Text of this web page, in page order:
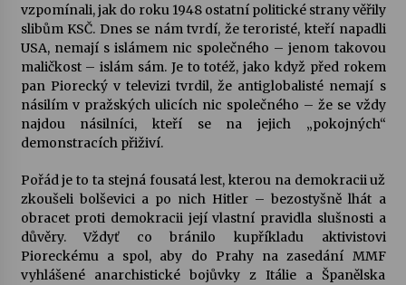
vzpomínali, jak do roku 1948 ostatní politické strany věřily
slibům KSČ. Dnes se nám tvrdí, že teroristé, kteří napadli
USA, nemají s islámem nic společného – jenom takovou
maličkost – islám sám. Je to totéž, jako když před rokem
pan Piorecký v televizi tvrdil, že antiglobalisté nemají s
násilím v pražských ulicích nic společného – že se vždy
najdou násilníci, kteří se na jejich „pokojných“
demonstracích přiživí.
Pořád je to ta stejná fousatá lest, kterou na demokracii už
zkoušeli bolševici a po nich Hitler – bezostyšně lhát a
obracet proti demokracii její vlastní pravidla slušnosti a
důvěry. Vždyť co bránilo kupříkladu aktivistovi
Pioreckému a spol, aby do Prahy na zasedání MMF
vyhlášené anarchistické bojůvky z Itálie a Španělska